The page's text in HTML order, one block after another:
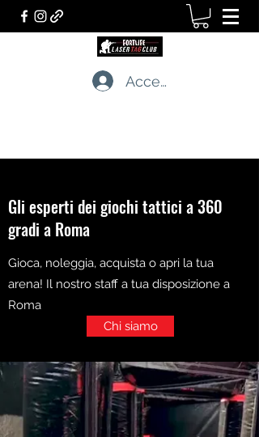
Accedi
Gli esperti dei giochi tattici a 360
gradi a Roma
Gioca, noleggia, acquista o apri la tua
arena! Il nostro staff a tua disposizione a
Roma
Chi siamo